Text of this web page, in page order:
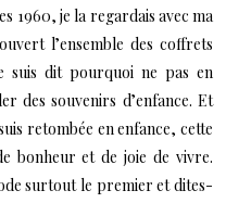
1960, je la regardais avec ma
l’ensemble des coffrets
suis dit pourquoi ne pas en
des souvenirs d’enfance. Et
retombée en enfance, cette
bonheur et de joie de vivre.
surtout le premier et dites-